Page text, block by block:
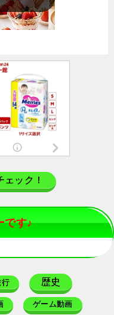
ック！
です♪
行 歴史
ゲーム動画